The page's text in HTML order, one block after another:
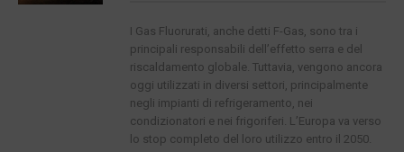
I Gas Fluorurati, anche detti F-Gas, sono tra i
principali responsabili dell’effetto serra e del
riscaldamento globale. Tuttavia, vengono ancora
oggi utilizzati in diversi settori, principalmente
negli impianti di refrigeramento, nei
condizionatori e nei frigoriferi. L’Europa va verso
lo stop completo del loro utilizzo entro il 2050.